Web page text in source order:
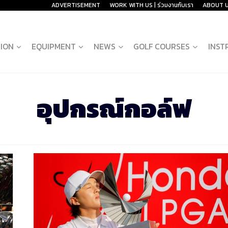
ADVERTISEMENT WORK WITH US | ร่วมงานกับเรา ABOUT
EQUIPMENT NEWS GOLF COURSES
อุปกรณ์กอล์ฟ